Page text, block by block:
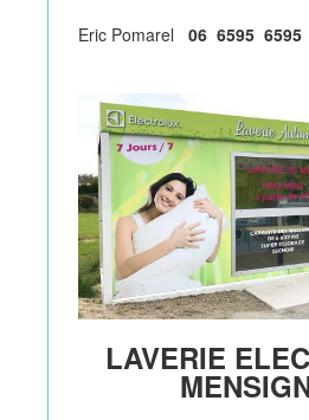
Eric Pomarel
06 6595 6595
LAVERIE